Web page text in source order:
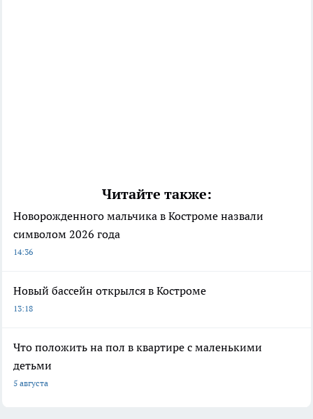
Читайте также:
Новорожденного мальчика в Костроме назвали
символом 2026 года
14:36
Новый бассейн открылся в Костроме
13:18
Что положить на пол в квартире с маленькими
детьми
5 августа